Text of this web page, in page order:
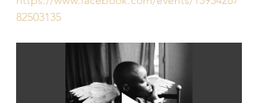
82503135